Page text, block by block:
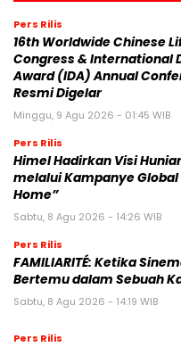
Pers Rilis
16th Worldwide Chinese
Congress & International
Award (IDA) Annual
Resmi Digelar
Minggu, 9 Agu 2026 - 01:45 WIB
Pers Rilis
Himel Hadirkan Visi
melalui Kampanye Global
Home”
Sabtu, 8 Agu 2026 - 14:26 WIB
Pers Rilis
FAMILIARITÉ: Ketika
Bertemu dalam Sebuah
Sabtu, 8 Agu 2026 - 14:19 WIB
Pers Rilis